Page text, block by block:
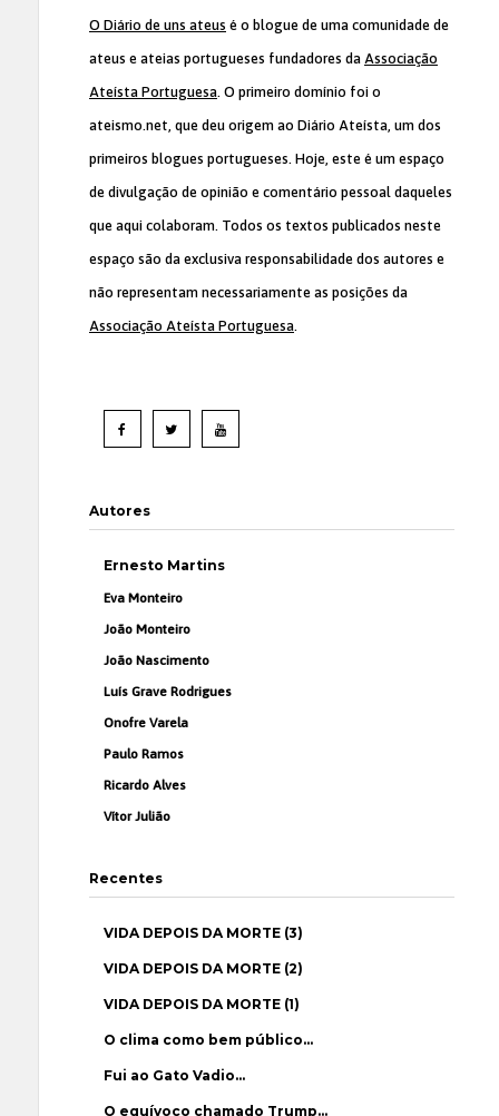
O Diário de uns ateus é o blogue de uma comunidade de
ateus e ateias portugueses fundadores da Associação
Ateísta Portuguesa. O primeiro domínio foi o
ateismo.net, que deu origem ao Diário Ateísta, um dos
primeiros blogues portugueses. Hoje, este é um espaço
de divulgação de opinião e comentário pessoal daqueles
que aqui colaboram. Todos os textos publicados neste
espaço são da exclusiva responsabilidade dos autores e
não representam necessariamente as posições da
Associação Ateísta Portuguesa.
Autores
Ernesto Martins
Eva Monteiro
João Monteiro
João Nascimento
Luís Grave Rodrigues
Onofre Varela
Paulo Ramos
Ricardo Alves
Vítor Julião
Recentes
VIDA DEPOIS DA MORTE (3)
VIDA DEPOIS DA MORTE (2)
VIDA DEPOIS DA MORTE (1)
O clima como bem público…
Fui ao Gato Vadio…
O equívoco chamado Trump…